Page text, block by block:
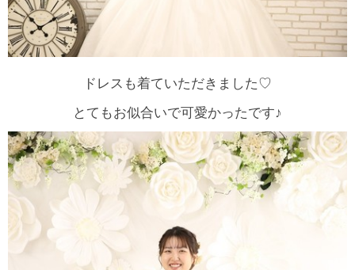
ドレスも着ていただきました♡
とてもお似合いで可愛かったです♪